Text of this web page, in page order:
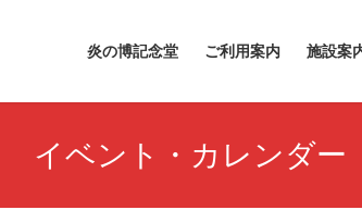
炎の博記念堂 ご利用案内 施設案
イベント・カレンダー